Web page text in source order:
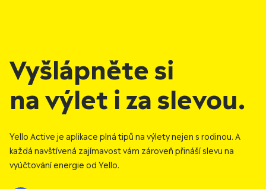
Vyšlápněte si
na výlet i za slevou.
Yello Active je aplikace plná tipů na výlety nejen s rodinou. A
každá navštívená zajímavost vám zároveň přináší slevu na
vyúčtování energie od Yello.